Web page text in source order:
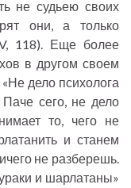
не судьею своих
они, а только
118). Еще более
в другом своем
дело психолога
сего, не дело
то, чего не
и станем
не разберешь.
и шарлатаны»